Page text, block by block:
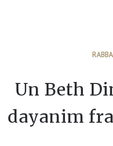
Un Beth
dayanim